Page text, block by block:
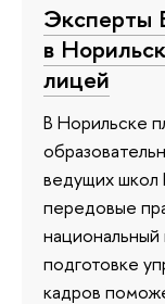
Эксперты
в
лицей
В Норильске
ведущих школ
передовые
подготовке
кадров